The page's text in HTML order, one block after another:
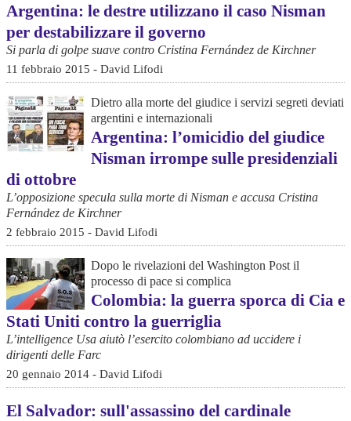
Argentina: le destre utilizzano il caso Nisman
per destabilizzare il governo
Si parla di golpe suave contro Cristina Fernández de Kirchner
11 febbraio 2015 - David Lifodi
Dietro alla morte del giudice i servizi segreti deviati
argentini e internazionali
Argentina: l’omicidio del giudice
Nisman irrompe sulle presidenziali
di ottobre
L’opposizione specula sulla morte di Nisman e accusa Cristina
Fernández de Kirchner
2 febbraio 2015 - David Lifodi
Dopo le rivelazioni del Washington Post il
processo di pace si complica
Colombia: la guerra sporca di Cia e
Stati Uniti contro la guerriglia
L’intelligence Usa aiutò l’esercito colombiano ad uccidere i
dirigenti delle Farc
20 gennaio 2014 - David Lifodi
El Salvador: sull'assassino del cardinale